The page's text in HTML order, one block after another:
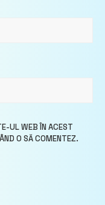
UL WEB ÎN ACEST
O SĂ COMENTEZ.